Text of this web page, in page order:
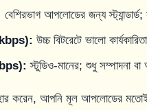
বেশিরভাগ আপলোডের জন্য স্ট্যান্ডার্ড;
উচ্চ বিটরেটে ভালো
স্টুডিও-মানের; শুধু সম্পাদনা
করেন, আপনি মূল আপলোডের